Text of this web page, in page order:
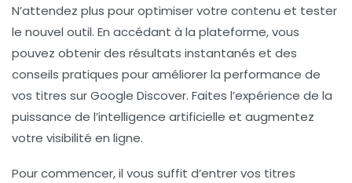
N’attendez plus pour optimiser votre contenu et tester
le nouvel outil. En accédant à la plateforme, vous
pouvez obtenir des résultats instantanés et des
conseils pratiques pour améliorer la performance de
vos titres sur Google Discover. Faites l’expérience de la
puissance de l’intelligence artificielle et augmentez
votre visibilité en ligne.
Pour commencer, il vous suffit d’entrer vos titres